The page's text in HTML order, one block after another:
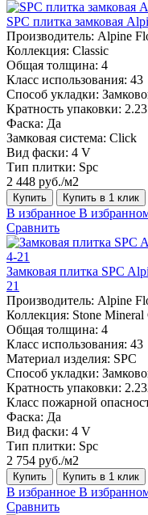
SPC плитка замковая
Производитель: Alpine
Коллекция: Classic
Общая толщина: 4
Класс использования: 43
Способ укладки:
Кратность упаковки: 2.23
Фаска: Да
Замковая система: Click
Вид фаски: 4 V
Тип плитки: Spc
2 448 руб./м2
Купить Купить в 1 клик
В избранное В
Сравнить
Замковая плитка SPC
21
Производитель: Alpine
Коллекция: Stone Mineral
Общая толщина: 4
Класс использования: 43
Материал изделия: SPC
Способ укладки:
Кратность упаковки:
Класс пожарной
Фаска: Да
Вид фаски: 4 V
Тип плитки: Spc
2 754 руб./м2
Купить Купить в 1 клик
В избранное В
Сравнить